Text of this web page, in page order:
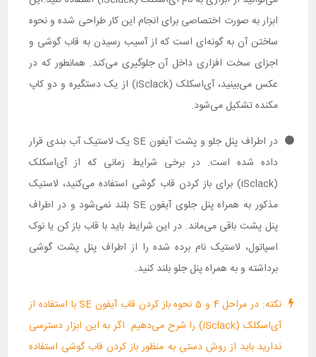
ابزار به صورت اختصاصی برای انجام این کار طراحی شده و نحوه
ساختن آن به گونه‌ای است که از آسیب رسیدن به قاب گوشی و
اجزای سخت افزاری داخل آن جلوگیری می‌کند. همانطور که در
عکس می‌بینید، آی‌اسکلک (iSclack) از یک دستگیره و دو کاپ
مکنده تشکیل می‌شود.
در اطراف پنل جلو و پشت آیفون SE یک لاستیک آب بندی قرار
داده شده است. در برخی شرایط زمانی که از آی‌اسکلک
(iSclack) برای باز کردن قاب گوشی استفاده می‌کنید، لاستیک
مذکور به همراه پنل جلوی آیفون SE بلند نمی‌شود و در اطراف
پنل پشت باقی می‌ماند. در این شرایط باید با قاب باز کن یا نوک
اسپاتول، لاستیک نام برده شده را از اطراف پنل پشت گوشی
برداشته و به همراه پنل جلو بلند کنید.
نکته: در مراحل 4 و 5 نحوه باز کردن قاب آیفون SE با استفاده از
آی‌اسکلک (iSclack) را شرح می‌دهیم. اگر به این ابزار دسترسی
ندارید باید از روش دستی به منظور باز کردن قاب گوشی استفاده